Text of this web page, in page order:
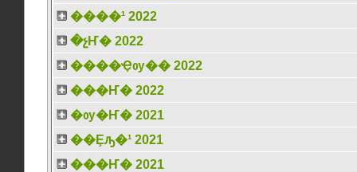
����¹ 2022
�չҤ� 2022
����Ҿѹ�� 2022
���Ҥ� 2022
�ѹ�Ҥ� 2021
��Ȩԡ�¹ 2021
���Ҥ� 2021